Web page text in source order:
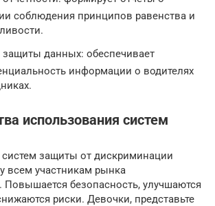
соблюдения принципов равенства и
защиты данных: обеспечивает
информации о водителях
использования систем
защиты от дискриминации
всем участникам рынка
Повышается безопасность, улучшаются
риски. Девочки, представьте